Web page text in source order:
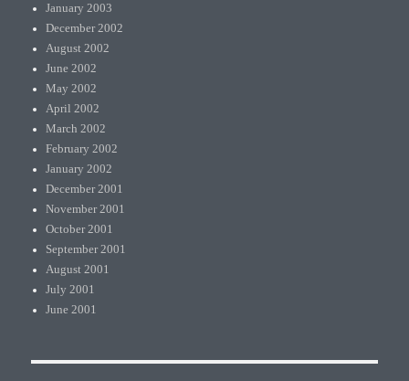
January 2003
December 2002
August 2002
June 2002
May 2002
April 2002
March 2002
February 2002
January 2002
December 2001
November 2001
October 2001
September 2001
August 2001
July 2001
June 2001